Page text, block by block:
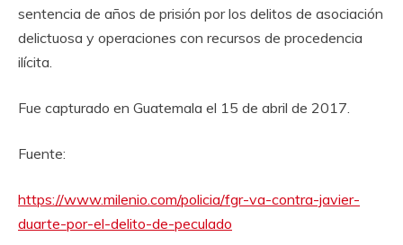
sentencia de años de prisión por los delitos de asociación
delictuosa y operaciones con recursos de procedencia
ilícita.
Fue capturado en Guatemala el 15 de abril de 2017.
Fuente:
https://www.milenio.com/policia/fgr-va-contra-javier-
duarte-por-el-delito-de-peculado